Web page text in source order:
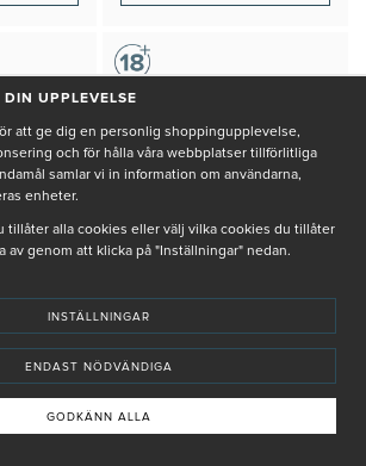
ESSE
RICH MOISTURISER
UPPLEVELSE
att ge dig en personlig shoppingupplevelse,
och för hålla våra webbplatser tillförlitliga
samlar vi in information om användarna,
enheter.
tillåter alla cookies eller välj vilka cookies du tillåter
av genom att klicka på "Inställningar" nedan.
INSTÄLLNINGAR
ENDAST NÖDVÄNDIGA
GODKÄNN ALLA